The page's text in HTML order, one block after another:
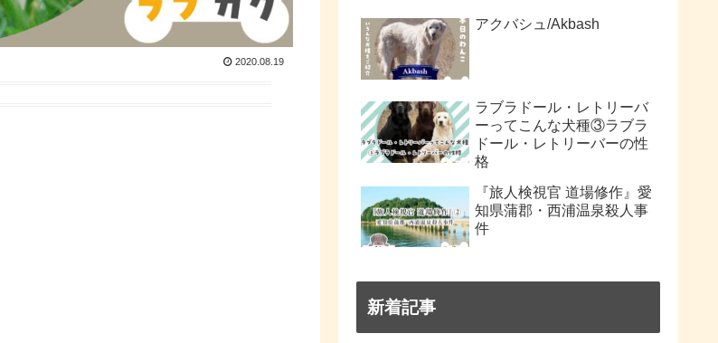
2020.08.19
アクバシュ/Akbash
ラブラドール・レトリーバ
ーってこんな犬種③ラブラ
ドール・レトリーバーの性
格
『旅人検視官 道場修作』愛
知県蒲郡・西浦温泉殺人事
件
新着記事